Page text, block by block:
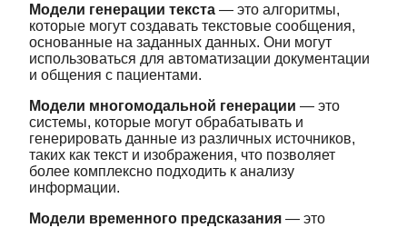
Модели генерации текста — это алгоритмы,
которые могут создавать текстовые сообщения,
основанные на заданных данных. Они могут
использоваться для автоматизации документации
и общения с пациентами.
Модели многомодальной генерации — это
системы, которые могут обрабатывать и
генерировать данные из различных источников,
таких как текст и изображения, что позволяет
более комплексно подходить к анализу
информации.
Модели временного предсказания — это